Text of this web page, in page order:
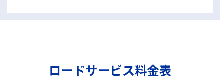
ロードサービス料金表